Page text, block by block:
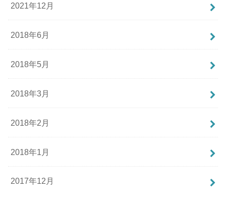
2021年12月
2018年6月
2018年5月
2018年3月
2018年2月
2018年1月
2017年12月